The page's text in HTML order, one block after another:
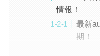
情報！
最新
期！